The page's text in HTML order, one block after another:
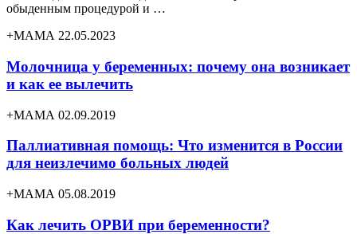
обыденным процедурой и …
+МАМА 22.05.2023
Молочница у беременных: почему она возникает
и как ее вылечить
+МАМА 02.09.2019
Паллиативная помощь: Что изменится в России
для неизлечимо больных людей
+МАМА 05.08.2019
Как лечить ОРВИ при беременности?